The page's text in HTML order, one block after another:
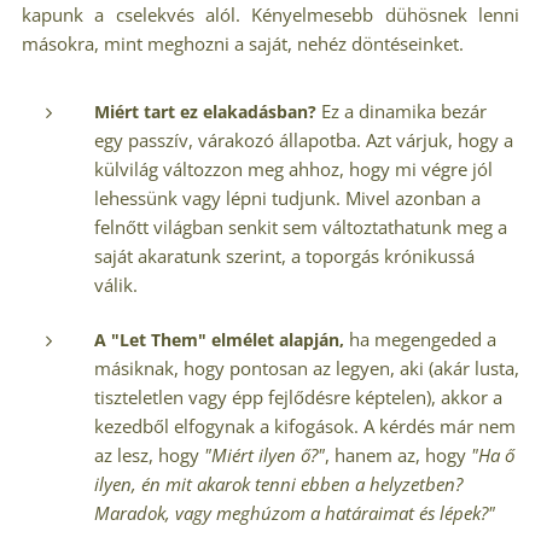
kapunk a cselekvés alól. Kényelmesebb dühösnek lenni
másokra, mint meghozni a saját, nehéz döntéseinket.
Miért tart ez elakadásban? Ez a dinamika bezár
egy passzív, várakozó állapotba. Azt várjuk, hogy a
külvilág változzon meg ahhoz, hogy mi végre jól
lehessünk vagy lépni tudjunk. Mivel azonban a
felnőtt világban senkit sem változtathatunk meg a
saját akaratunk szerint, a toporgás krónikussá
válik.
A "Let Them" elmélet alapján, ha megengeded a
másiknak, hogy pontosan az legyen, aki (akár lusta,
tiszteletlen vagy épp fejlődésre képtelen), akkor a
kezedből elfogynak a kifogások. A kérdés már nem
az lesz, hogy "Miért ilyen ő?", hanem az, hogy "Ha ő
ilyen, én mit akarok tenni ebben a helyzetben?
Maradok, vagy meghúzom a határaimat és lépek?"